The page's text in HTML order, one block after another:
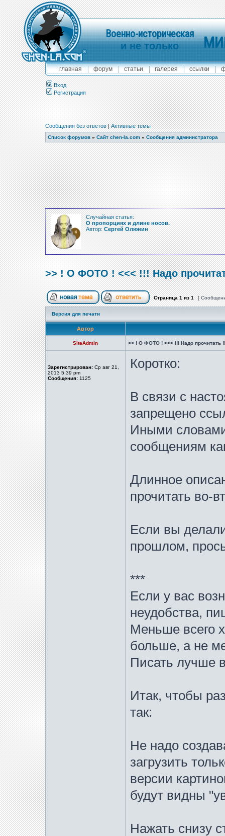
Военно-историческая
и не только
главная форум статьи галерея ссылки
Вход
Регистрация
Сообщения без ответов|Активные темы
Список форумов » Сайт chen-la.com » Сообщения администратора
Случайная статья:
О пропорциях и длине носов.
Автор:Сергей Олюнин
>> ! О ФОТО ! <<< !!! Надо
Страница1из1 [
Версия для печати
Автор
SiteAdmin >> ! О ФОТО ! <<< !!! Надо прочитать
Зарегистрирован: Ср авг 21,
2013 5:39 pm
Сообщения: 1125
Коротко:
В связи с
запрещено
Иными
сообщениям
Длинное
прочитать во-
Если вы
прошлом,
***
Если у вас
неудобства,
Меньше всего
больше, а не
Писать лучше
Итак, чтобы
так:
Не надо
загрузить
версии
будут видны
Нажать снизу